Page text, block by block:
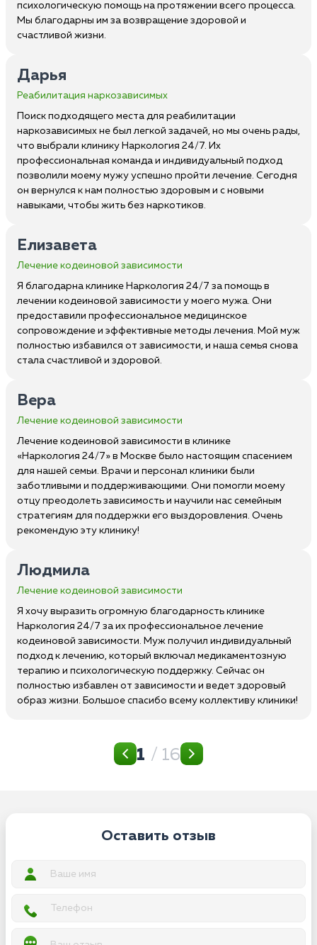
психологическую помощь на протяжении всего процесса.
Мы благодарны им за возвращение здоровой и
счастливой жизни.
Дарья
Реабилитация наркозависимых
Поиск подходящего места для реабилитации
наркозависимых не был легкой задачей, но мы очень рады,
что выбрали клинику Наркология 24/7. Их
профессиональная команда и индивидуальный подход
позволили моему мужу успешно пройти лечение. Сегодня
он вернулся к нам полностью здоровым и с новыми
навыками, чтобы жить без наркотиков.
Елизавета
Лечение кодеиновой зависимости
Я благодарна клинике Наркология 24/7 за помощь в
лечении кодеиновой зависимости у моего мужа. Они
предоставили профессиональное медицинское
сопровождение и эффективные методы лечения. Мой муж
полностью избавился от зависимости, и наша семья снова
стала счастливой и здоровой.
Вера
Лечение кодеиновой зависимости
Лечение кодеиновой зависимости в клинике
«Наркология 24/7» в Москве было настоящим спасением
для нашей семьи. Врачи и персонал клиники были
заботливыми и поддерживающими. Они помогли моему
отцу преодолеть зависимость и научили нас семейным
стратегиям для поддержки его выздоровления. Очень
рекомендую эту клинику!
Людмила
Лечение кодеиновой зависимости
Я хочу выразить огромную благодарность клинике
Наркология 24/7 за их профессиональное лечение
кодеиновой зависимости. Муж получил индивидуальный
подход к лечению, который включал медикаментозную
терапию и психологическую поддержку. Сейчас он
полностью избавлен от зависимости и ведет здоровый
образ жизни. Большое спасибо всему коллективу клиники!
1 / 16
Оставить отзыв